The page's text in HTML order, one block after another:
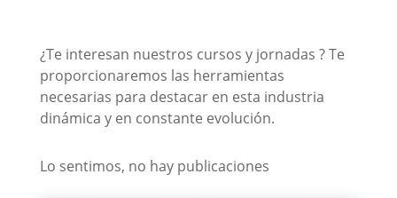
¿Te interesan nuestros cursos y jornadas ? Te
proporcionaremos las herramientas
necesarias para destacar en esta industria
dinámica y en constante evolución.
Lo sentimos, no hay publicaciones